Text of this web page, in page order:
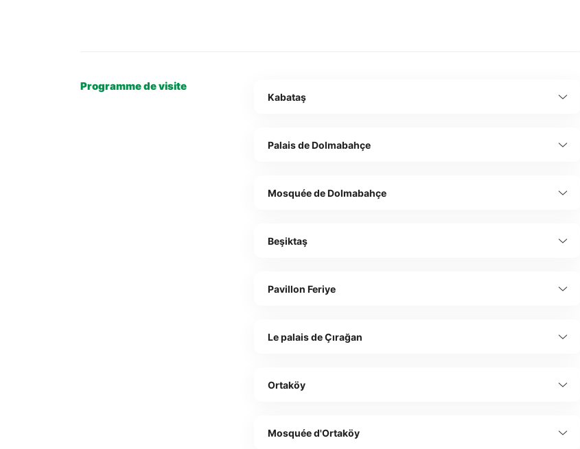
Programme de visite
Kabataş
Palais de Dolmabahçe
Mosquée de Dolmabahçe
Beşiktaş
Pavillon Feriye
Le palais de Çırağan
Ortaköy
Mosquée d'Ortaköy